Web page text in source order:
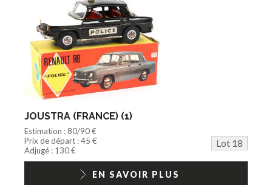
JOUSTRA (FRANCE) (1)
Estimation : 80/90 €
Prix de départ : 45 €
Lot 18
Adjugé : 130 €
EN SAVOIR PLUS